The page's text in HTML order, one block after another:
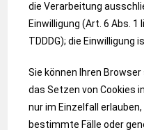
die Verarbeitung
Einwilligung (Art. 6 Abs. 1
TDDDG); die Einwilligung
Sie können Ihren
das Setzen von Cookies
nur im Einzelfall
bestimmte Fälle oder